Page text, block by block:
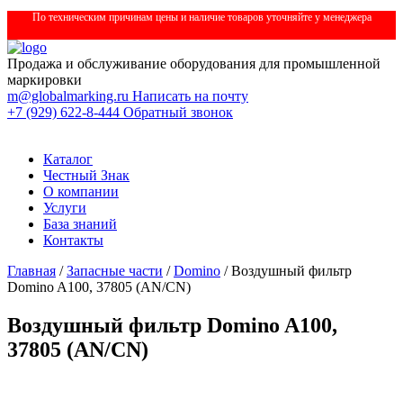
По техническим причинам цены и наличие товаров уточняйте у менеджера
Продажа и обслуживание оборудования для промышленной
маркировки
m@globalmarking.ru Написать на почту
+7 (929) 622-8-444 Обратный звонок
Каталог
Честный Знак
О компании
Услуги
База знаний
Контакты
Главная /Запасные части /Domino / Воздушный фильтр
Domino A100, 37805 (AN/CN)
Воздушный фильтр Domino A100,
37805 (AN/CN)